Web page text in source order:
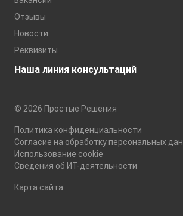
Отзывы
Новости
Реквизиты
Наша линия консультаций
© 2026 Простые Решения
Политика конфиденциальности
Согласие на обработку персональных
Использование cookie
Сведения об ИТ-деятельности
Карта сайта